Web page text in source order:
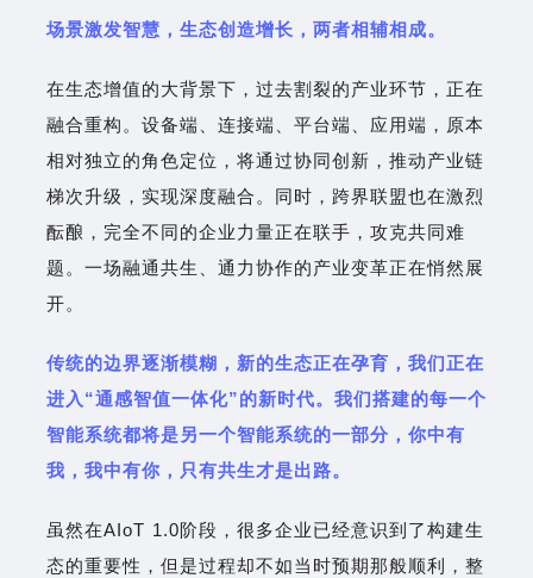
场景激发智慧，生态创造增长，两者相辅相成。
在生态增值的大背景下，过去割裂的产业环节，正在
融合重构。设备端、连接端、平台端、应用端，原本
相对独立的角色定位，将通过协同创新，推动产业链
梯次升级，实现深度融合。同时，跨界联盟也在激烈
酝酿，完全不同的企业力量正在联手，攻克共同难
题。一场融通共生、通力协作的产业变革正在悄然展
开。
传统的边界逐渐模糊，新的生态正在孕育，我们正在
进入“通感智值一体化”的新时代。我们搭建的每一个
智能系统都将是另一个智能系统的一部分，你中有
我，我中有你，只有共生才是出路。
虽然在AIoT 1.0阶段，很多企业已经意识到了构建生
态的重要性，但是过程却不如当时预期那般顺利，整